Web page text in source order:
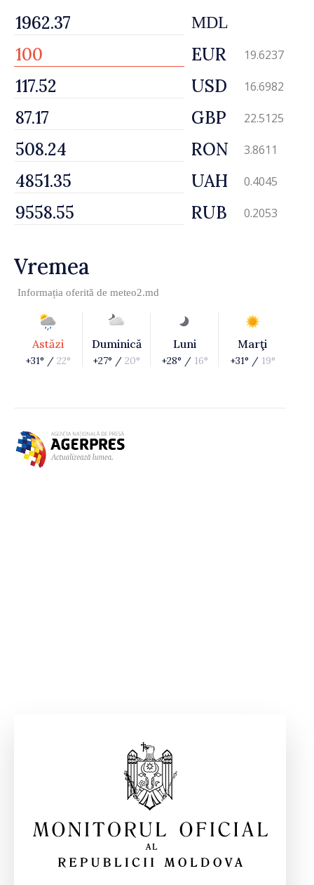
MDL
EUR 19.6237
USD 16.6982
GBP 22.5125
RON 3.8611
UAH 0.4045
RUB 0.2053
Vremea
Informația oferită de meteo2.md
Astăzi
+31° / 22°
Duminică
+27° / 20°
Luni
+28° / 16°
Marţi
+31° / 19°